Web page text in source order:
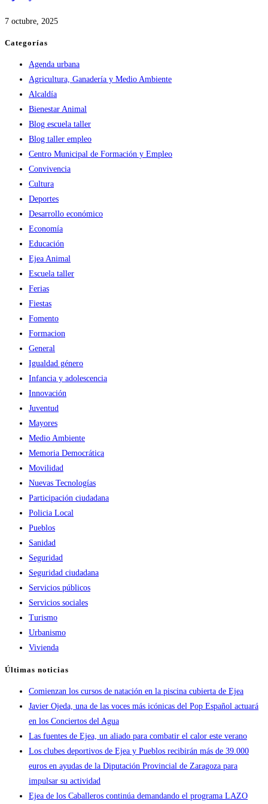
7 octubre, 2025
Categorías
Agenda urbana
Agricultura, Ganadería y Medio Ambiente
Alcaldía
Bienestar Animal
Blog escuela taller
Blog taller empleo
Centro Municipal de Formación y Empleo
Convivencia
Cultura
Deportes
Desarrollo económico
Economía
Educación
Ejea Animal
Escuela taller
Ferias
Fiestas
Fomento
Formacion
General
Igualdad género
Infancia y adolescencia
Innovación
Juventud
Mayores
Medio Ambiente
Memoria Democrática
Movilidad
Nuevas Tecnologías
Participación ciudadana
Policia Local
Pueblos
Sanidad
Seguridad
Seguridad ciudadana
Servicios públicos
Servicios sociales
Turismo
Urbanismo
Vivienda
Últimas noticias
Comienzan los cursos de natación en la piscina cubierta de Ejea
Javier Ojeda, una de las voces más icónicas del Pop Español actuará
en los Conciertos del Agua
Las fuentes de Ejea, un aliado para combatir el calor este verano
Los clubes deportivos de Ejea y Pueblos recibirán más de 39.000
euros en ayudas de la Diputación Provincial de Zaragoza para
impulsar su actividad
Ejea de los Caballeros continúa demandando el programa LAZO